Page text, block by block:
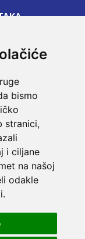
bismo
stranici,
i ciljane
na našoj
odakle